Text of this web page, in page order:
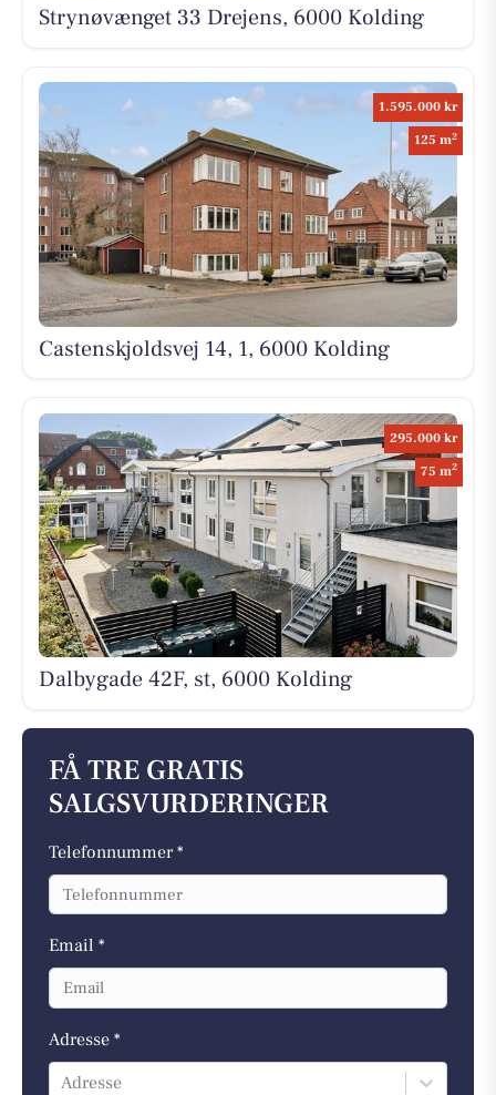
Strynøvænget 33 Drejens, 6000 Kolding
1.595.000 kr
125 m2
Castenskjoldsvej 14, 1, 6000 Kolding
295.000 kr
75 m2
Dalbygade 42F, st, 6000 Kolding
FÅ TRE GRATIS
SALGSVURDERINGER
Telefonnummer *
Email *
Adresse *
Adresse